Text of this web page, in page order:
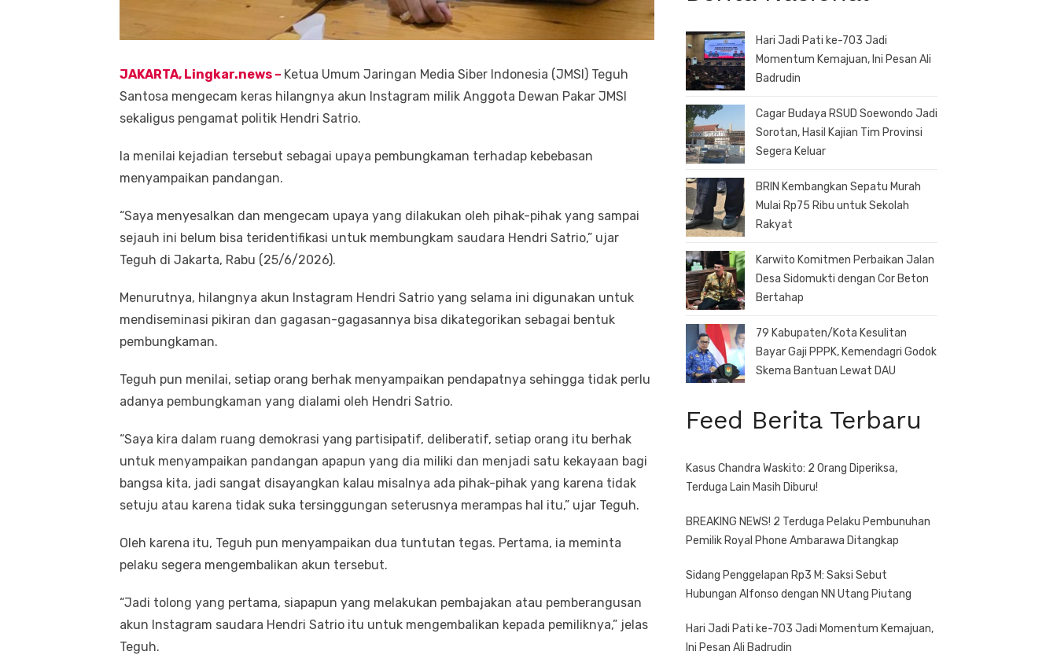
JAKARTA, Lingkar.news – Ketua Umum Jaringan Media Siber Indonesia (JMSI) Teguh
Santosa mengecam keras hilangnya akun Instagram milik Anggota Dewan Pakar JMSI
sekaligus pengamat politik Hendri Satrio.
Ia menilai kejadian tersebut sebagai upaya pembungkaman terhadap kebebasan
menyampaikan pandangan.
“Saya menyesalkan dan mengecam upaya yang dilakukan oleh pihak-pihak yang sampai
sejauh ini belum bisa teridentifikasi untuk membungkam saudara Hendri Satrio,” ujar
Teguh di Jakarta, Rabu (25/6/2026).
Menurutnya, hilangnya akun Instagram Hendri Satrio yang selama ini digunakan untuk
mendiseminasi pikiran dan gagasan-gagasannya bisa dikategorikan sebagai bentuk
pembungkaman.
Teguh pun menilai, setiap orang berhak menyampaikan pendapatnya sehingga tidak perlu
adanya pembungkaman yang dialami oleh Hendri Satrio.
“Saya kira dalam ruang demokrasi yang partisipatif, deliberatif, setiap orang itu berhak
untuk menyampaikan pandangan apapun yang dia miliki dan menjadi satu kekayaan bagi
bangsa kita, jadi sangat disayangkan kalau misalnya ada pihak-pihak yang karena tidak
setuju atau karena tidak suka tersinggungan seterusnya merampas hal itu,” ujar Teguh.
Oleh karena itu, Teguh pun menyampaikan dua tuntutan tegas. Pertama, ia meminta
pelaku segera mengembalikan akun tersebut.
“Jadi tolong yang pertama, siapapun yang melakukan pembajakan atau pemberangusan
akun Instagram saudara Hendri Satrio itu untuk mengembalikan kepada pemiliknya,” jelas
Teguh.
Hari Jadi Pati ke-703 Jadi
Momentum Kemajuan, Ini Pesan Ali
Badrudin
Cagar Budaya RSUD Soewondo Jadi
Sorotan, Hasil Kajian Tim Provinsi
Segera Keluar
BRIN Kembangkan Sepatu Murah
Mulai Rp75 Ribu untuk Sekolah
Rakyat
Karwito Komitmen Perbaikan Jalan
Desa Sidomukti dengan Cor Beton
Bertahap
79 Kabupaten/Kota Kesulitan
Bayar Gaji PPPK, Kemendagri Godok
Skema Bantuan Lewat DAU
Feed Berita Terbaru
Kasus Chandra Waskito: 2 Orang Diperiksa,
Terduga Lain Masih Diburu!
BREAKING NEWS! 2 Terduga Pelaku Pembunuhan
Pemilik Royal Phone Ambarawa Ditangkap
Sidang Penggelapan Rp3 M: Saksi Sebut
Hubungan Alfonso dengan NN Utang Piutang
Hari Jadi Pati ke-703 Jadi Momentum Kemajuan,
Ini Pesan Ali Badrudin